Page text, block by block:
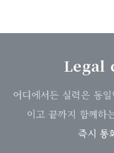
Legal
어디에서든 실력은 동
이고 끝까지 함께하
즉시 통